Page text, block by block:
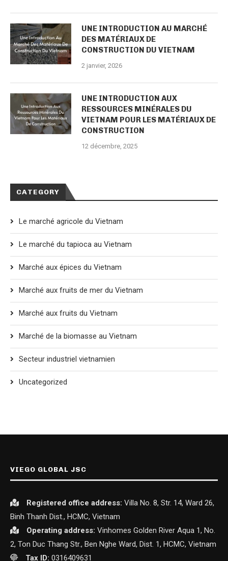
UNE INTRODUCTION AU MARCHÉ
DES MATÉRIAUX DE
CONSTRUCTION DU VIETNAM
2 janvier, 2026
UNE INTRODUCTION AUX
RESSOURCES MINÉRALES DU
VIETNAM POUR LES MATÉRIAUX DE
CONSTRUCTION
12 décembre, 2025
CATEGORY
Le marché agricole du Vietnam
Le marché du tapioca au Vietnam
Marché aux épices du Vietnam
Marché aux fruits de mer du Vietnam
Marché aux fruits du Vietnam
Marché de la biomasse au Vietnam
Secteur industriel vietnamien
Uncategorized
VIEGO GLOBAL JSC
Registered office address: Villa No. 8, Str. 14, Ward 26,
Binh Thanh Dist., HCMC, Vietnam
Operating address: Vinhomes Golden River Aqua 1, No.
2, Ton Duc Thang Str., Ben Nghe Ward, Dist. 1, HCMC, Vietnam
Tax ID: 0316409631